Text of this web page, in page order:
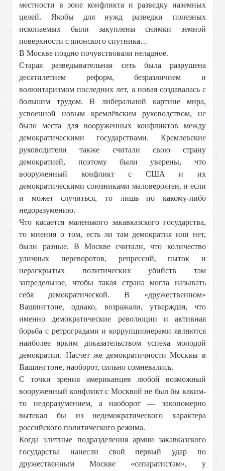
местности в зоне конфликта и разведку наземных
целей. Якобы для нужд разведки полезных
ископаемых были закуплены снимки земной
поверхности с японского спутника…
В Москве поздно почувствовали неладное.
Старая разведывательная сеть была разрушена
десятилетием реформ, безразличием и
волюнтаризмом последних лет, а новая создавалась с
большим трудом. В либеральной картине мира,
усвоенной новым кремлёвским руководством, не
было места для вооруженных конфликтов между
демократическими государствами. Кремлевские
руководители также считали свою страну
демократией, поэтому были уверены, что
вооруженный конфликт с США и их
демократическими союзниками маловероятен, и если
и может случиться, то лишь по какому-либо
недоразумению.
Что касается маленького закавказского государства,
то мнения о том, есть ли там демократия или нет,
были разные. В Москве считали, что количество
уличных переворотов, репрессий, пыток и
нераскрытых политических убийств там
запредельное, чтобы такая страна могла называть
себя демократической. В «дружественном»
Вашингтоне, однако, возражали, утверждая, что
именно демократические революции и активная
борьба с ретроградами и коррупционерами являются
наиболее ярким доказательством успеха молодой
демократии. Насчет же демократичности Москвы в
Вашингтоне, наоборот, сильно сомневались.
С точки зрения американцев любой возможный
вооруженный конфликт с Москвой не был бы каким-
то недоразумением, а наоборот — закономерно
вытекал бы из недемократического характера
российского политического режима.
Когда элитные подразделения армии закавказского
государства нанесли свой первый удар по
дружественным Москве «сепаратистам», у